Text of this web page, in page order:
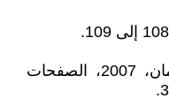
37. اقتباسات جرامشي في هارمان، 2007، الصفحات